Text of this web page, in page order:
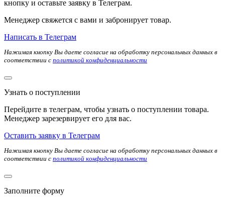
кнопку и оставьте заявку в Телеграм.
Менеджер свяжется с вами и забронирует товар.
Написать в Телеграм
Нажимая кнопку Вы даете согласие на обработку персональных данных в
соответствии с политикой конфиденциальности
Узнать о поступлении
Перейдите в телеграм, чтобы узнать о поступлении товара.
Менеджер зарезервирует его для вас.
Оставить заявку в Телеграм
Нажимая кнопку Вы даете согласие на обработку персональных данных в
соответствии с политикой конфиденциальности
Заполните форму